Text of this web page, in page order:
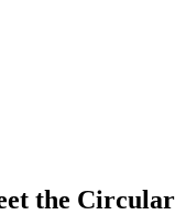
the Circular